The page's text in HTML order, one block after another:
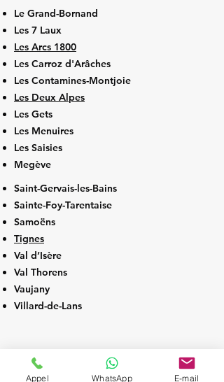
Le Grand-Bornand
Les 7 Laux
Les Arcs 1800
Les Carroz d'Arâches
Les Contamines-Montjoie
Les Deux Alpes
Les Gets
Les Menuires
Les Saisies
Megève
Saint-Gervais-les-Bains
Sainte-Foy-Tarentaise
Samoëns
Tignes
Val d’Isère
Val Thorens
Vaujany
Villard-de-Lans
Contact us
Appel WhatsApp E-mail